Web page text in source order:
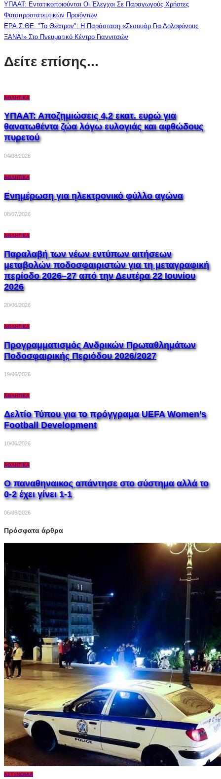
ΥΠΑΑΤ: Εντατικοποιούνται Οι Έλεγχοι Σε Παραγωγούς Χρήστες
Φυτοπροστατευτικών Προϊόντων
ΕΡΑ.Σ.ΘΕ. "Το Θέατρον": Η Παράσταση «Σεσουάρ Για Δολοφόνους
ΞΑΝΑ!» Στο Πνευματικό Κέντρο Γιαννιτσών
Δείτε επίσης...
ΑΘΛΗΤΙΚΆ
ΥΠΑΑΤ: Αποζημιώσεις 4,2 εκατ. ευρώ για
θανατωθέντα ζώα λόγω ευλογιάς και αφθώδους
πυρετού
04/08/2026
ΑΘΛΗΤΙΚΆ
Ενημέρωση για ηλεκτρονικό φύλλο αγώνα
08/07/2026
ΑΘΛΗΤΙΚΆ
Παραλαβή των νέων εντύπων αιτήσεων
μεταβολών ποδοσφαιριστών για τη μεταγραφική
περίοδο 2026–27 από την Δευτέρα 22 Ιουνίου
2026
20/06/2026
ΑΘΛΗΤΙΚΆ
Προγραμματισμός Ανδρικών Πρωταθλημάτων
Ποδοσφαιρικής Περιόδου 2026/2027
19/06/2026
ΑΘΛΗΤΙΚΆ
Δελτίο Τύπου για το πρόγγραμα UEFA Women’s
Football Development
10/06/2026
ΑΘΛΗΤΙΚΆ
Ο παναθηναικος απάντησε στο σύστημα αλλά το
0-2 έχει γίνει 1-1
06/06/2026
Πρόσφατα άρθρα
ΑΣΤΥΝΟΜΊΑ